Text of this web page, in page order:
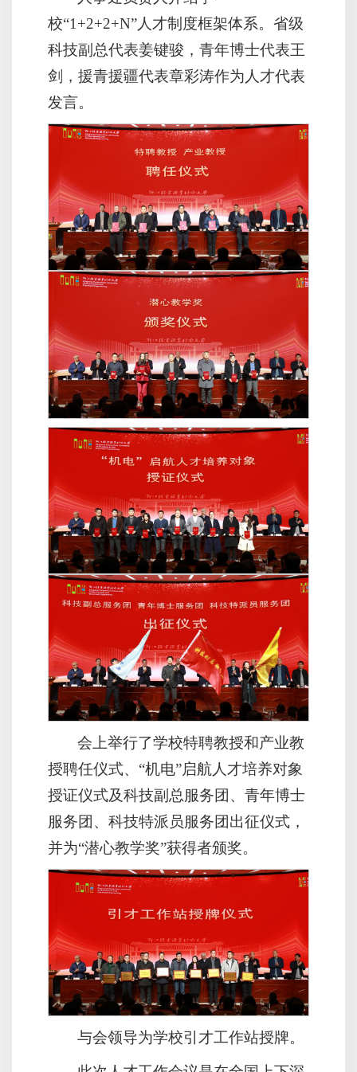
校“1+2+2+N”人才制度框架体系。省级
科技副总代表姜键骏，青年博士代表王
剑，援青援疆代表章彩涛作为人才代表
发言。
会上举行了学校特聘教授和产业教
授聘任仪式、“机电”启航人才培养对象
授证仪式及科技副总服务团、青年博士
服务团、科技特派员服务团出征仪式，
并为“潜心教学奖”获得者颁奖。
与会领导为学校引才工作站授牌。